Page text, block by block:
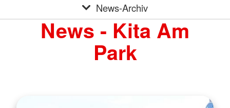
News-Archiv
News - Kita Am
Park